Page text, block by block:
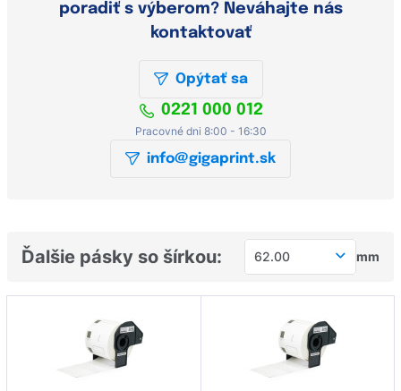
poradiť s výberom? Neváhajte nás
kontaktovať
Opýtať sa
0221 000 012
Pracovné dni 8:00 - 16:30
info@gigaprint.sk
Ďalšie pásky so šírkou: 62.00
23.00
mm